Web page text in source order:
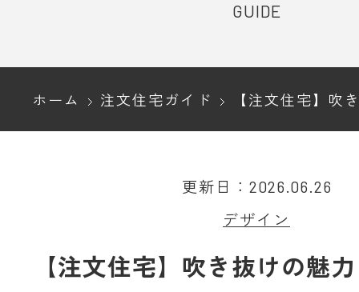
GUIDE
ホーム 注文住宅ガイド 【注文住宅】吹き抜けの魅力とは？お
更新日：2026.06.26
デザイン
【注文住宅】吹き抜けの魅